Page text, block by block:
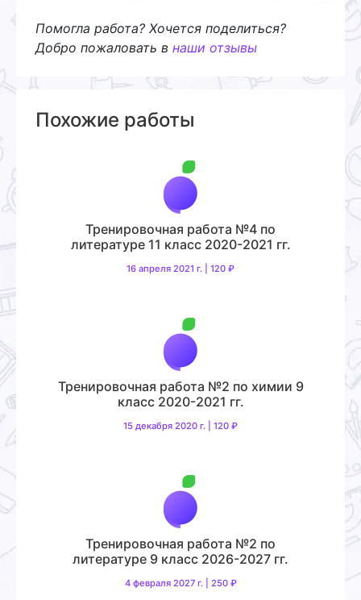
Помогла работа? Хочется поделиться?
Добро пожаловать в наши отзывы
Похожие работы
Тренировочная работа №4 по
литературе 11 класс 2020-2021 гг.
16 апреля 2021 г. | 120 ₽
Тренировочная работа №2 по химии 9
класс 2020-2021 гг.
15 декабря 2020 г. | 120 ₽
Тренировочная работа №2 по
литературе 9 класс 2026-2027 гг.
4 февраля 2027 г. | 250 ₽